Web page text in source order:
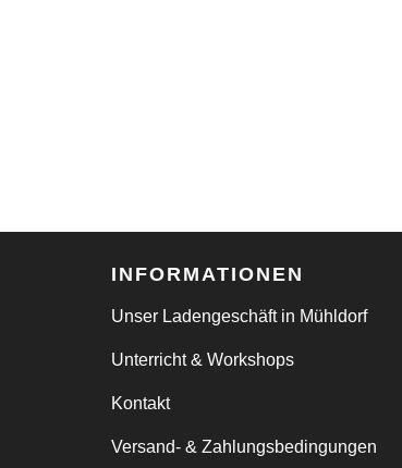
INFORMATIONEN
Unser Ladengeschäft in Mühldorf
Unterricht & Workshops
Kontakt
Versand- & Zahlungsbedingungen